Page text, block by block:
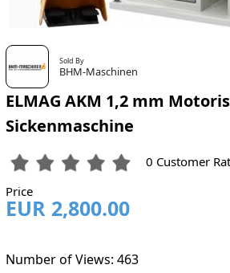
Sold By
BHM-Maschinen
ELMAG AKM 1,2 mm
Sickenmaschine
0 Customer
Price
EUR 2,800.00
Number of Views: 463